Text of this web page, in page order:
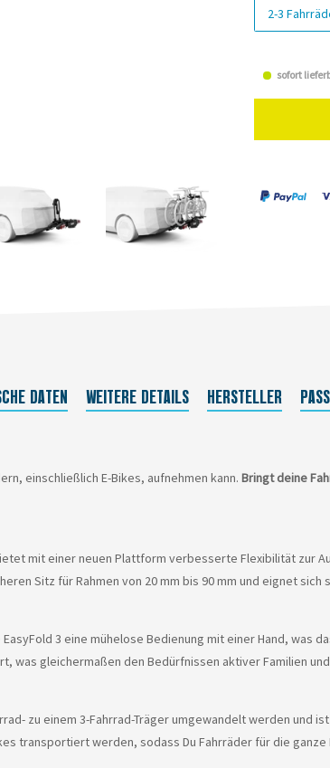
2-3
sofort
DATEN WEITERE DETAILS HERSTELLER
einschließlich E-Bikes, aufnehmen kann. Bringt deine
mit einer neuen Plattform verbesserte Flexibilität zur
Sitz für Rahmen von 20 mm bis 90 mm und eignet
3 eine mühelose Bedienung mit einer Hand, was
was gleichermaßen den Bedürfnissen aktiver Familien
zu einem 3-Fahrrad-Träger umgewandelt werden und
transportiert werden, sodass Du Fahrräder für die